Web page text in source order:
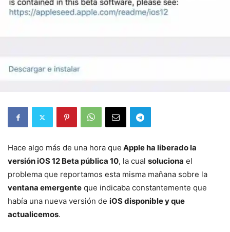
Hace algo más de una hora que Apple ha liberado la
versión iOS 12 Beta pública 10, la cual soluciona el
problema que reportamos esta misma mañana sobre la
ventana emergente que indicaba constantemente que
había una nueva versión de iOS disponible y que
actualicemos.